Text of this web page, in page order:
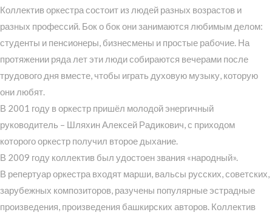
Коллектив оркестра состоит из людей разных возрастов и
разных профессий. Бок о бок они занимаются любимым делом:
студенты и пенсионеры, бизнесмены и простые рабочие. На
протяжении ряда лет эти люди собираются вечерами после
трудового дня вместе, чтобы играть духовую музыку, которую
они любят.
В 2001 году в оркестр пришёл молодой энергичный
руководитель – Шляхин Алексей Радикович, с приходом
которого оркестр получил второе дыхание.
В 2009 году коллектив был удостоен звания «народный».
В репертуар оркестра входят марши, вальсы русских, советских,
зарубежных композиторов, разучены популярные эстрадные
произведения, произведения башкирских авторов. Коллектив